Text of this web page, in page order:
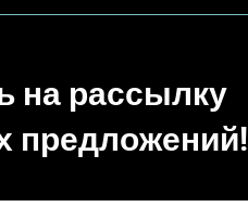
на рассылку
предложений!